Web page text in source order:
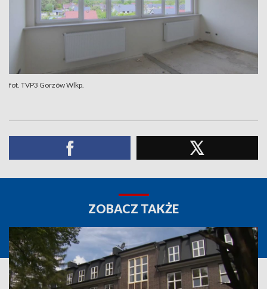
fot. TVP3 Gorzów Wlkp.
ZOBACZ TAKŻE